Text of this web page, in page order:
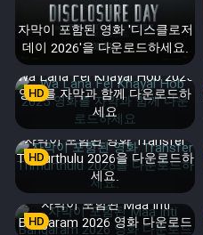
자막이 포함된 영화 '디스클로저
데이 2026'을 다운로드하세요.
Wa Lana Fel Khayal Hob 2025
영화를 자막과 함께 다운로드하
세요
HD
자막이 포함된 영화 Transfer
Trimurthulu 2026을 다운로드하
세요.
HD
자막이 포함된 Maa Inti
Bangaram 2026 영화 다운로드
HD